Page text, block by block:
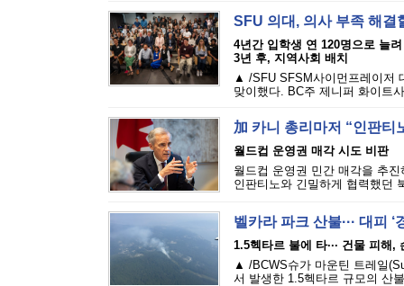
SFU 의대, 의사 부족 해
4년간 입학생 연 120명으로 늘려
3년 후, 지역사회 배치
▲ /SFU SFSM사이먼프레이저
맞이했다. BC주 제니퍼 화이트
加 카니 총리마저 “인판티
월드컵 운영권 매각 시도 비판
월드컵 운영권 민간 매각을 추
인판티노와 긴밀하게 협력했던
벨카라 파크 산불··· 대피
1.5헥타르 불에 타··· 건물 피해,
▲ /BCWS슈가 마운틴 트레일
서 발생한 1.5헥타르 규모의 산